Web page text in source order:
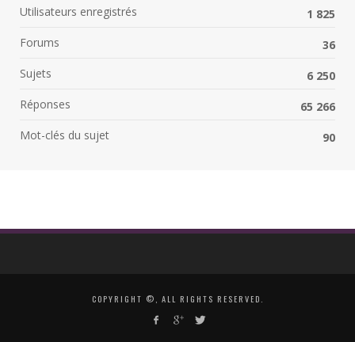
Utilisateurs enregistrés
1 825
Forums
36
Sujets
6 250
Réponses
65 266
Mot-clés du sujet
90
COPYRIGHT ©, ALL RIGHTS RESERVED.